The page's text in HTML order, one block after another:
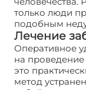
только люди
подобным
Лечение
Оперативное
на
это
метод